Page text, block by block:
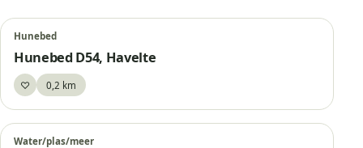
Hunebed
Hunebed D54, Havelte
♡Bewaar0,2 km
Water/plas/meer